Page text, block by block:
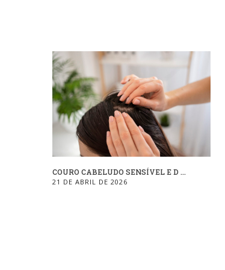
COURO CABELUDO SENSÍVEL E D ...
21 DE ABRIL DE 2026